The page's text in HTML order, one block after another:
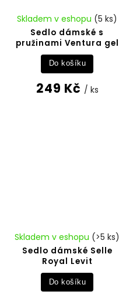
Sedlo dámské s
pružinami Ventura gel
Skladem v eshopu (5 ks)
249 Kč / ks
Do košíku
Sedlo dámské Selle
Royal Levit
Skladem v eshopu (>5 ks)
Do košíku